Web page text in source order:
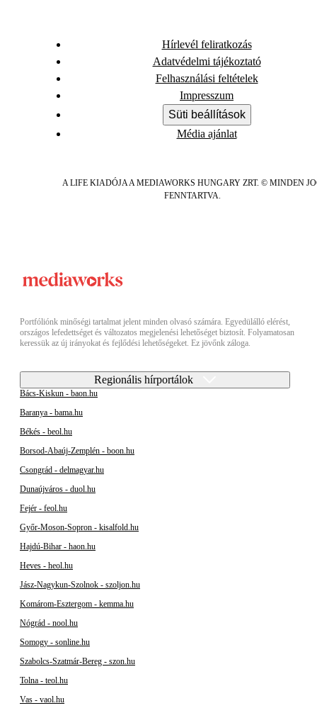
Hírlevél feliratkozás
Adatvédelmi tájékoztató
Felhasználási feltételek
Impresszum
Süti beállítások
Média ajánlat
A LIFE KIADÓJA A MEDIAWORKS HUNGARY ZRT. © MINDEN
FENNTARTVA.
Portfóliónk minőségi tartalmat jelent minden olvasó számára. Egyedülálló elérést,
országos lefedettséget és változatos megjelenési lehetőséget biztosít. Folyamatosan
keressük az új irányokat és fejlődési lehetőségeket. Ez jövőnk záloga.
Regionális hírportálok
Bács-Kiskun - baon.hu
Baranya - bama.hu
Békés - beol.hu
Borsod-Abaúj-Zemplén - boon.hu
Csongrád - delmagyar.hu
Dunaújváros - duol.hu
Fejér - feol.hu
Győr-Moson-Sopron - kisalfold.hu
Hajdú-Bihar - haon.hu
Heves - heol.hu
Jász-Nagykun-Szolnok - szoljon.hu
Komárom-Esztergom - kemma.hu
Nógrád - nool.hu
Somogy - sonline.hu
Szabolcs-Szatmár-Bereg - szon.hu
Tolna - teol.hu
Vas - vaol.hu